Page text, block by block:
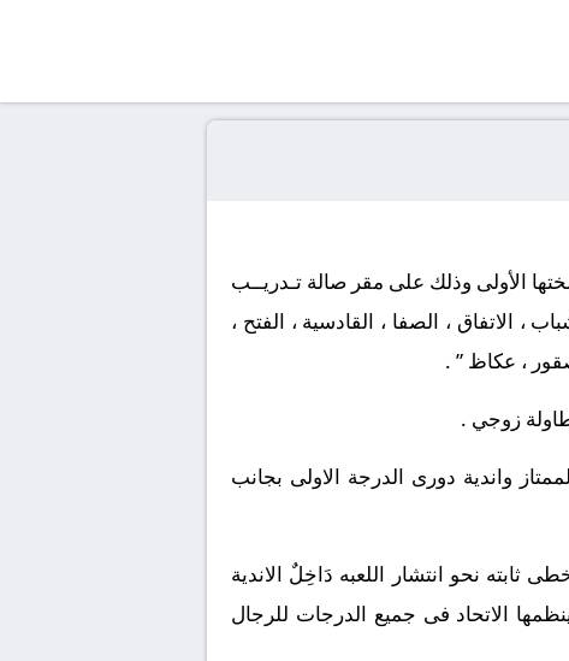
الأولى وذلك على مقر صالة تـدريــب
، النصر ، الشباب ، الاتفاق ، الصفا ، القادسية ، الفتح ،
، عكاظ ” .
واندية دورى الدرجة الاولى بجانب
ثابته نحو انتشار اللعبه دَاخِلٌ الاندية
فريق مـن اثناء المنافسات التى ينظمها الاتحاد فى جميع الدرجات للرجال